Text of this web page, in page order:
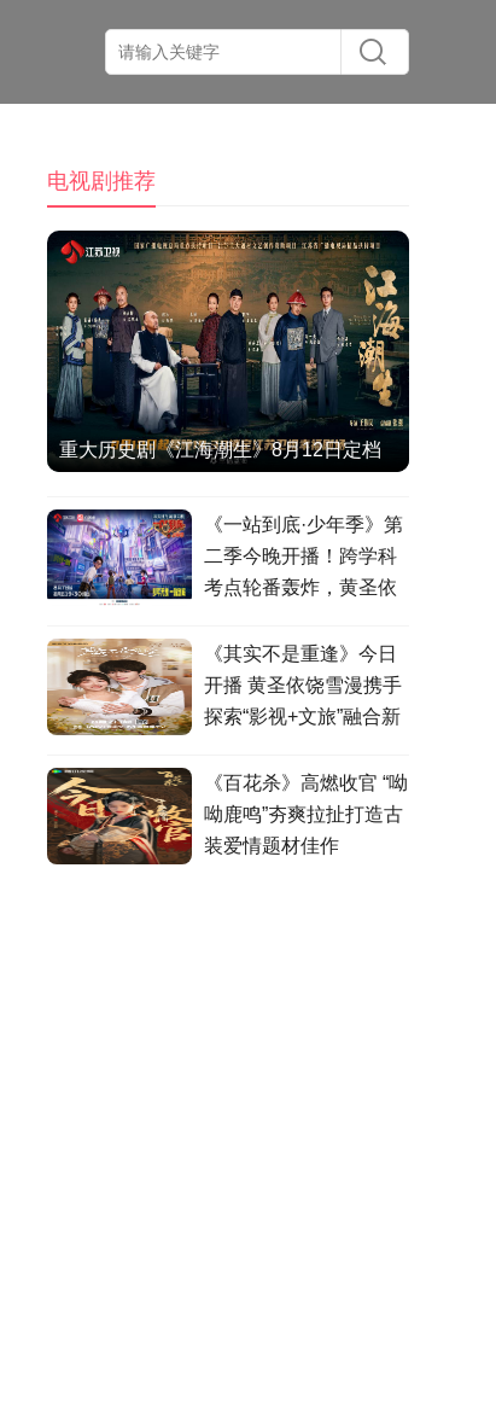
电视剧推荐
重大历史剧《江海潮生》8月12日定档
《一站到底·少年季》第
二季今晚开播！跨学科
考点轮番轰炸，黄圣依
《其实不是重逢》今日
开播 黄圣依饶雪漫携手
探索“影视+文旅”融合新
《百花杀》高燃收官 “呦
呦鹿鸣”夯爽拉扯打造古
装爱情题材佳作